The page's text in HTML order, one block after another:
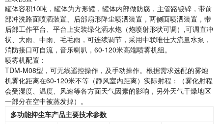
罐体容积10吨，罐体为方形罐，罐体内部做防腐，主管路镀锌，带前
部冲洗路面喷洒装置、后部扇形降尘喷洒装置，两侧面喷洒装置，带
后部工作平台、平台上安装绿化洒水炮（炮喷射形状可调）,可调直冲
状、大雨、中雨、毛毛雨，可连续调节，采用中联唯佳大流量水泵，
消防接口可自流，音乐喇叭，60-120米高端喷雾机组。
喷雾机配置：
TDM-M08型，可无线遥控操作，及手动操作。根据需求选配的雾炮
机雾化距离在60-120米不等（静风室内距离）实际射程：（雾化射程
会受湿度、温度、风速等各方面天气因素的影响，另外天气干燥地区
一部分在空中被蒸发掉）。
多功能抑尘车产品主要技术参数